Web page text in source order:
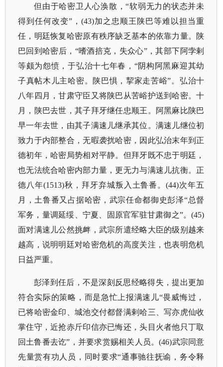
但由于哈密卫人心涣散，“软弱无力的状态并未
得到任何改变”，(43)加之忠顺王陕巴等难以担当重
任，明廷恢复哈密原有秩序缺乏基本的依靠力量。陕
巴回到哈密后，“嗜酒掊克，失众心”，其部下阿孛剌
等颇为怨愤，于弘治十七年春，“阴构阿黑麻迎其幼
子真帖木儿主哈密。陕巴惧，挈家走苦峪”。弘治十
八年四月，甘肃守臣又将陕巴从苦峪护送到哈密。十
月，陕巴去世，其子拜牙继任忠顺王。阿黑麻比陕巴
早一年去世，由其子满速儿继承其位。满速儿继位初
致力于内部整合，无暇袭扰哈密，因此弘治末年到正
德初年，哈密局势相对平静。但拜牙既不忠于明廷，
也无法统合哈密内部力量，更无力与满速儿抗衡。正
德八年(1513)秋，拜牙弃城叛入土鲁番。(44)次年五
月，土鲁番又占据哈密，武宗任命都御史彭泽“总督
军务，量调延绥、宁夏、固原官军驻甘肃御之”。(45)
面对满速儿公然挑衅，武宗所遣经略大臣的级别越来
越高，说明明廷对哈密危机的高度关注，也表明危机
日益严重。
彭泽到任后，不是深刻反思经略得失，提出更加
符合实际的策略，而是急忙上报满速儿“畏威悔过，
已将哈密金印、城池交付都督满剌哈三、写亦虎仙收
掌住守，近抢赤斤印信亦已悔还，头目火者他只丁取
回土鲁番去讫”，并要求赏赐相关人员。(46)武宗同意
先量赏有功人员，同时要求“通事驰往抚谕，务令释